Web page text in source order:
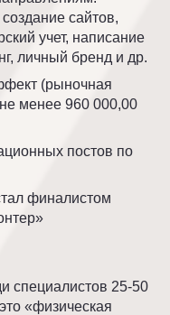
сайтов,
учет, написание
личный бренд и др.
(рыночная
менее 960 000,00
постов по
финалистом
специалистов 25-50
«физическая